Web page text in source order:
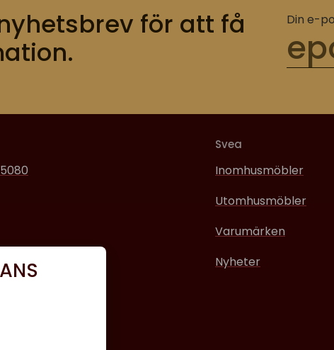
för att få
Din e-
Svea
Inomhusmöbler
Utomhusmöbler
Varumärken
Nyheter